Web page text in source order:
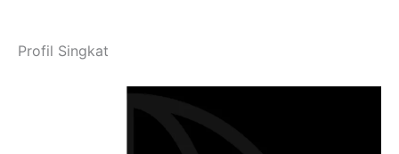
Profil Singkat